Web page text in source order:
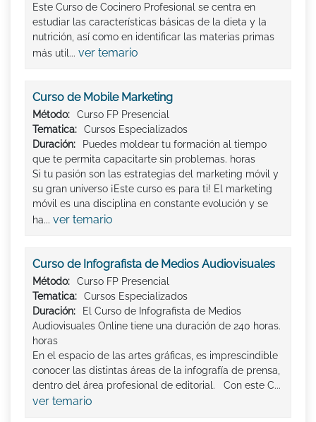
Este Curso de Cocinero Profesional se centra en
estudiar las características básicas de la dieta y la
nutrición, así como en identificar las materias primas
más util... ver temario
Curso de Mobile Marketing
Método:
Curso FP Presencial
Tematica:
Cursos Especializados
Duración:
Puedes moldear tu formación al tiempo
que te permita capacitarte sin problemas. horas
Si tu pasión son las estrategias del marketing móvil y
su gran universo ¡Este curso es para ti! El marketing
móvil es una disciplina en constante evolución y se
ha... ver temario
Curso de Infografista de Medios Audiovisuales
Método:
Curso FP Presencial
Tematica:
Cursos Especializados
Duración:
El Curso de Infografista de Medios
Audiovisuales Online tiene una duración de 240 horas.
horas
En el espacio de las artes gráficas, es imprescindible
conocer las distintas áreas de la infografía de prensa,
dentro del área profesional de editorial. Con este C...
ver temario